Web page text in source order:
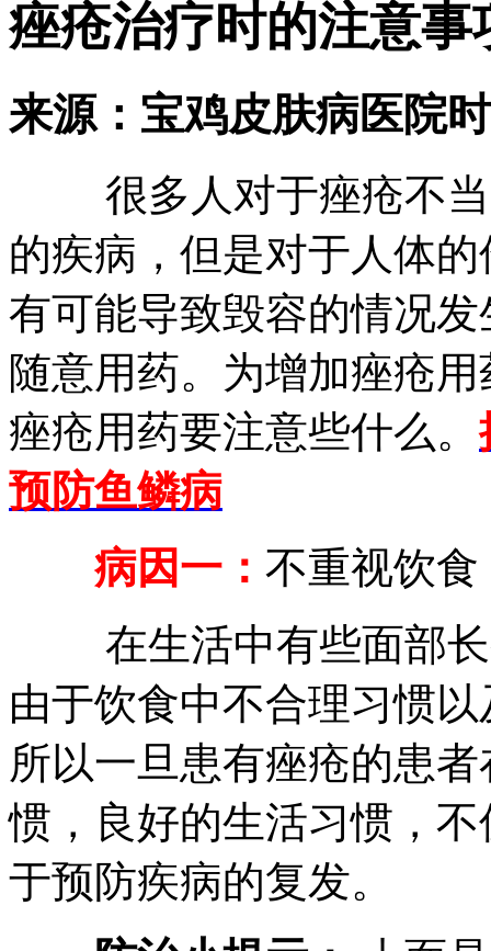
痤疮治疗时的注意事
来源：宝鸡皮肤病医院
很多人对于痤疮不当
的疾病，但是对于人体
有可能导致毁容的情况
随意用药。为增加痤疮
痤疮用药要注意些什么。
预防鱼鳞病
病因一： 不重视饮
在生活中有些面部长
由于饮食中不合理习惯
所以一旦患有痤疮的患
惯，良好的生活习惯，
于预防疾病的复发。